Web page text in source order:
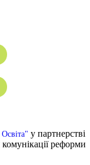
у партнерстві
реформи